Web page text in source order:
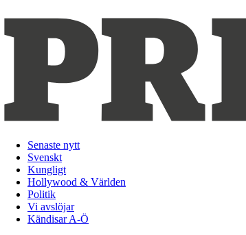
Senaste nytt
Svenskt
Kungligt
Hollywood & Världen
Politik
Vi avslöjar
Kändisar A-Ö